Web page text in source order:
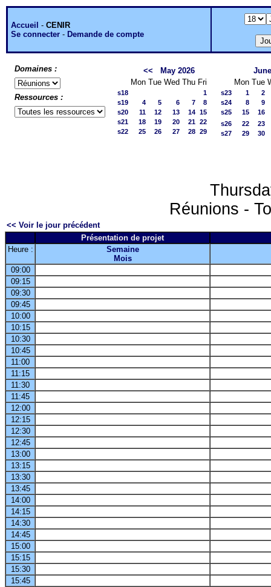
Accueil - CENIR
Se connecter - Demande de compte
Domaines :
Ressources :
<<
May 2026
Mon Tue Wed Thu Fri
s18
1
s19
4 5 6 7
8
s20
11 12 13 14 15
s21
18 19 20 21 22
s22
25 26 27 28 29
Mon Tue
s23 1
2
s24
8
9
s25
15
16
s26
22
23
s27
29 30
Réunions -
<< Voir le jour précédent
Présentation de projet
Heure :
Semaine
Mois
09:00
09:15
09:30
09:45
10:00
10:15
10:30
10:45
11:00
11:15
11:30
11:45
12:00
12:15
12:30
12:45
13:00
13:15
13:30
13:45
14:00
14:15
14:30
14:45
15:00
15:15
15:30
15:45